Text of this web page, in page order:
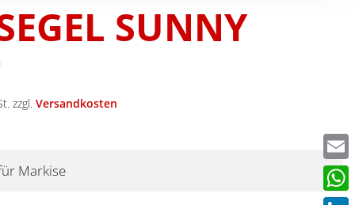
SUNNY
zzgl. Versandkosten
Markise
Email